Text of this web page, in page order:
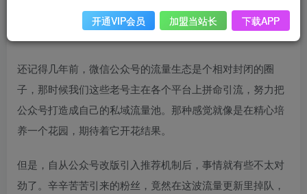
还记得几年前，微信公众号的流量生态是个相对封闭的圈
子，那时候我们这些老号主在各个平台上拼命引流，努力把
公众号打造成自己的私域流量池。那种感觉就像是在精心培
养一个花园，期待着它开花结果。
但是，自从公众号改版引入推荐机制后，事情就有些不太对
劲了。辛辛苦苦引来的粉丝，竟然在这波流量更新里掉队，
开通VIP会员 加盟当站长 下载APP